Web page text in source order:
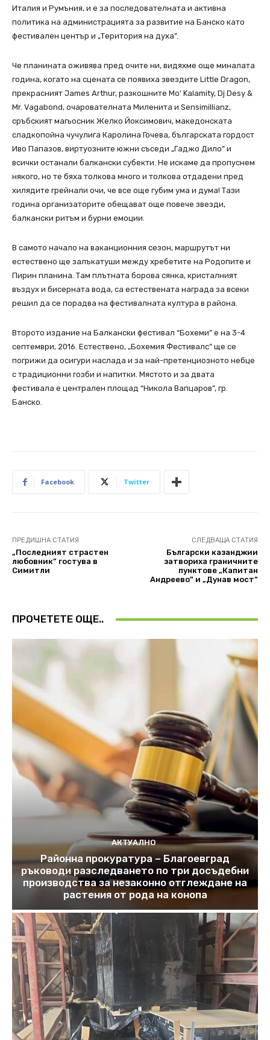
Италия и Румъния, и е за последователната и активна
политика на администрацията за развитие на Банско като
фестивален център и „Територия на духа”.
Че планината оживява пред очите ни, видяхме още миналата
година, когато на сцената се появиха звездите Little Dragon,
прекрасният James Arthur, разкошните Mo’ Kalamity, Dj Desy &
Mr. Vagabond, очарователната Миленита и Sensimillianz,
сръбският магьосник Желко Йоксимович, македонската
сладкопойна чучулига Каролина Гочева, българската гордост
Иво Папазов, виртуозните южни съседи „Гаджо Дило” и
всички останали балкански субекти. Не искаме да пропуснем
някого, но те бяха толкова много и толкова отдадени пред
хилядите грейнали очи, че все още губим ума и дума! Тази
година организаторите обещават още повече звезди,
балкански ритъм и бурни емоции.
В самото начало на ваканционния сезон, маршрутът ни
естествено ще залъкатуши между хребетите на Родопите и
Пирин планина. Там плътната борова сянка, кристалният
въздух и бисерната вода, са естествената награда за всеки
решил да се порадва на фестивалната култура в района.
Второто издание на Балкански фестивал “Бохеми” е на 3-4
септември, 2016. Естествено, „Бохемия Фестивалс” ще се
погрижи да осигури наслада и за най-претенциозното небце
с традиционни гозби и напитки. Мястото и за двата
фестивала е централен площад “Никола Вапцаров”, гр.
Банско.
Facebook Twitter
ПРЕДИШНА СТАТИЯ
„Последният страстен
любовник” гостува в
Симитли
СЛЕДВАЩА СТАТИЯ
Български казанджии
затвориха граничните
пунктове „Капитан
Андреево” и „Дунав мост”
ПРОЧЕТЕТЕ ОЩЕ..
АКТУАЛНО
Районна прокуратура – Благоевград
ръководи разследването по три досъдебни
производства за незаконно отглеждане на
растения от рода на конопа